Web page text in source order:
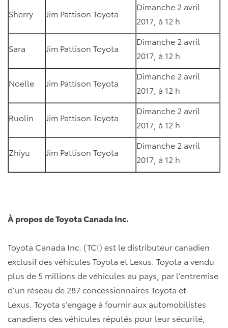
Sherry Jim Pattison Toyota
Dimanche 2 avril
2017, à 12 h
Sara Jim Pattison Toyota
Dimanche 2 avril
2017, à 12 h
Noelle Jim Pattison Toyota
Dimanche 2 avril
2017, à 12 h
Ruolin Jim Pattison Toyota
Dimanche 2 avril
2017, à 12 h
Zhiyu Jim Pattison Toyota
Dimanche 2 avril
2017, à 12 h
À propos de Toyota Canada Inc.
Toyota Canada Inc. (TCI) est le distributeur canadien
exclusif des véhicules Toyota et Lexus. Toyota a vendu
plus de 5 millions de véhicules au pays, par l’entremise
d’un réseau de 287 concessionnaires Toyota et
Lexus. Toyota s’engage à fournir aux automobilistes
canadiens des véhicules réputés pour leur sécurité,